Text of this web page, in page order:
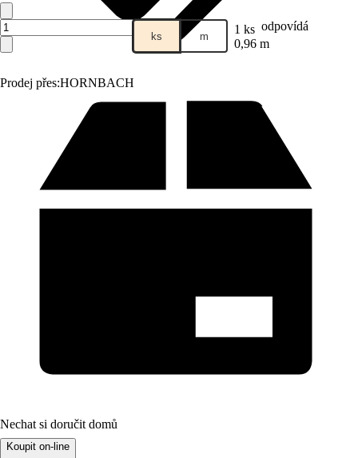
Prodej přes:HORNBACH
ks m 1 ks odpovídá
0,96 m
Nechat si doručit domů
Koupit on-line